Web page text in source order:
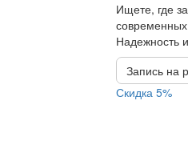
Ищете, где
Надежность
Запись на
Скидка 5%